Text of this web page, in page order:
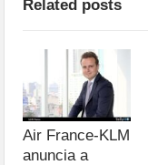
Related posts
Air France-KLM
anuncia a